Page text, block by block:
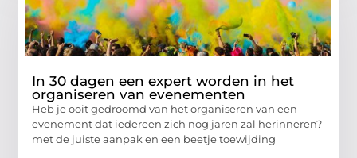
In 30 dagen een expert worden in het
organiseren van evenementen
Heb je ooit gedroomd van het organiseren van een
evenement dat iedereen zich nog jaren zal herinneren?
met de juiste aanpak en een beetje toewijding